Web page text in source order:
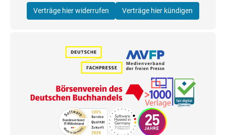
Verträge hier widerrufen Verträge hier kündigen